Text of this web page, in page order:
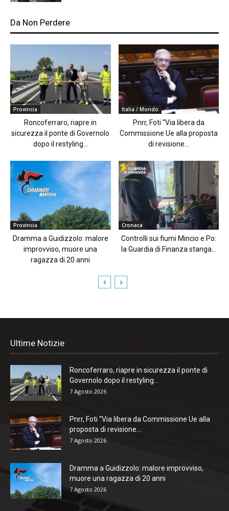
Da Non Perdere
Provincia
Roncoferraro, riapre in
sicurezza il ponte di Governolo
dopo il restyling...
Italia / Mondo
Pnrr, Foti “Via libera da
Commissione Ue alla proposta
di revisione...
Provincia
Dramma a Guidizzolo: malore
improvviso, muore una
ragazza di 20 anni
Cronaca
Controlli sui fiumi Mincio e Po:
la Guardia di Finanza stanga...
Ultime Notizie
Roncoferraro, riapre in sicurezza il ponte di
Governolo dopo il restyling...
7 Agosto 2026
Pnrr, Foti “Via libera da Commissione Ue alla
proposta di revisione...
7 Agosto 2026
Dramma a Guidizzolo: malore improvviso,
muore una ragazza di 20 anni
7 Agosto 2026